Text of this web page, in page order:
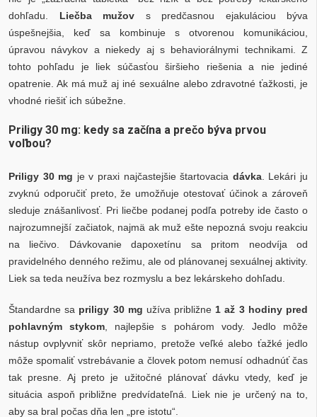
dohľadu. Liečba mužov s predčasnou ejakuláciou býva
úspešnejšia, keď sa kombinuje s otvorenou komunikáciou,
úpravou návykov a niekedy aj s behaviorálnymi technikami. Z
tohto pohľadu je liek súčasťou širšieho riešenia a nie jediné
opatrenie. Ak má muž aj iné sexuálne alebo zdravotné ťažkosti, je
vhodné riešiť ich súbežne.
Priligy 30 mg: kedy sa začína a prečo býva prvou
voľbou?
Priligy 30 mg je v praxi najčastejšie štartovacia dávka. Lekári ju
zvyknú odporučiť preto, že umožňuje otestovať účinok a zároveň
sleduje znášanlivosť. Pri liečbe podanej podľa potreby ide často o
najrozumnejší začiatok, najmä ak muž ešte nepozná svoju reakciu
na liečivo. Dávkovanie dapoxetínu sa pritom neodvíja od
pravidelného denného režimu, ale od plánovanej sexuálnej aktivity.
Liek sa teda neužíva bez rozmyslu a bez lekárskeho dohľadu.
Štandardne sa priligy 30 mg užíva približne 1 až 3 hodiny pred
pohlavným stykom , najlepšie s pohárom vody. Jedlo môže
nástup ovplyvniť skôr nepriamo, pretože veľké alebo ťažké jedlo
môže spomaliť vstrebávanie a človek potom nemusí odhadnúť čas
tak presne. Aj preto je užitočné plánovať dávku vtedy, keď je
situácia aspoň približne predvídateľná. Liek nie je určený na to,
aby sa bral počas dňa len „pre istotu“.